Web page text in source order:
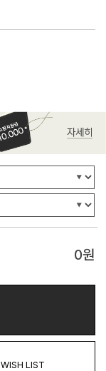
0원
WISH LIST